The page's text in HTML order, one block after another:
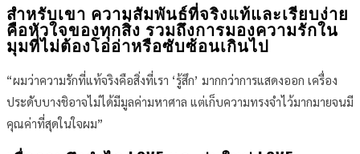
สำหรับเขา ความสัมพันธ์ที่จริงแท้และเรียบง่าย
คือหัวใจของทุกสิ่ง รวมถึงการมองความรักใน
มุมที่ไม่ต้องโอ่อ่าหรือซับซ้อนเกินไป
“ผมว่าความรักที่แท้จริงคือสิ่งที่เรา ‘รู้สึก’ มากกว่าการแสดงออก เครื่อง
ประดับบางชิอาจไม่ได้มีมูลค่ามหาศาล แต่เก็บความทรงจำไว้มากมายจนมี
คุณค่าที่สุดในใจผม”